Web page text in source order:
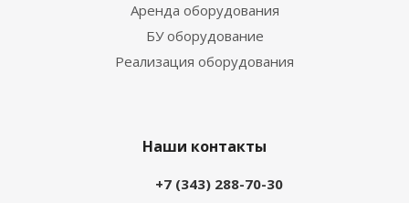
Аренда оборудования
БУ оборудование
Реализация оборудования
Наши контакты
+7 (343) 288-70-30